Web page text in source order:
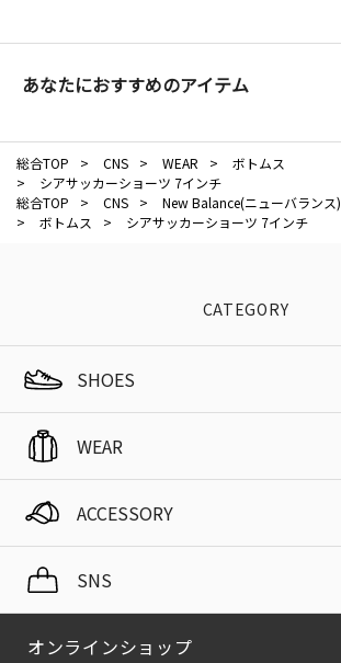
あなたにおすすめのアイテム
総合TOP > CNS > WEAR >
ボトムス
>
シアサッカーショーツ 7インチ
総合TOP
> CNS > New Balance(ニューバランス)
>
ボトムス > シアサッカーショーツ 7インチ
CATEGORY
SHOES
WEAR
ACCESSORY
SNS
オンラインショップ